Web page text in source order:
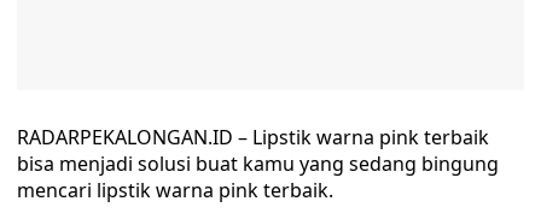
RADARPEKALONGAN.ID – Lipstik warna pink terbaik
bisa menjadi solusi buat kamu yang sedang bingung
mencari lipstik warna pink terbaik.